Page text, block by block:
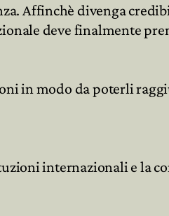
Affinchè divenga
deve finalmente
in modo da poterli
internazionali e la